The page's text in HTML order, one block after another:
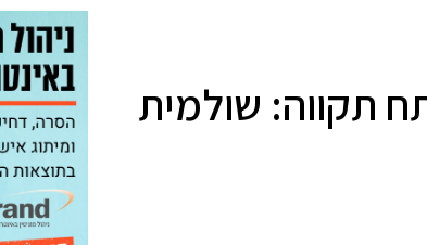
תקווה: שולמית